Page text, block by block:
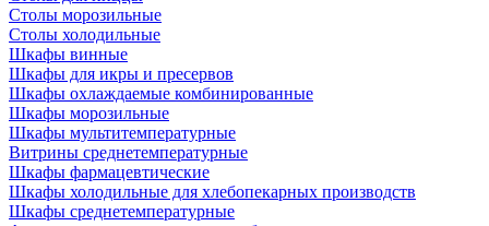
Столы морозильные
Столы холодильные
Шкафы винные
Шкафы для икры и пресервов
Шкафы охлаждаемые комбинированные
Шкафы морозильные
Шкафы мультитемпературные
Витрины среднетемпературные
Шкафы фармацевтические
Шкафы холодильные для хлебопекарных производств
Шкафы среднетемпературные